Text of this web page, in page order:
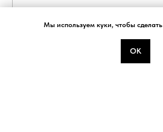
Мы используем куки, чтобы
ОК